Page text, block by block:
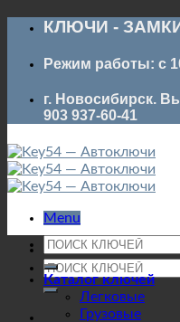
Skip
content
КЛЮЧИ -
Режим работы: с
г. Новосибирск.
903 937-60-41
Menu
Искать:
Искать:
Каталог ключей
Легковые
Грузовые